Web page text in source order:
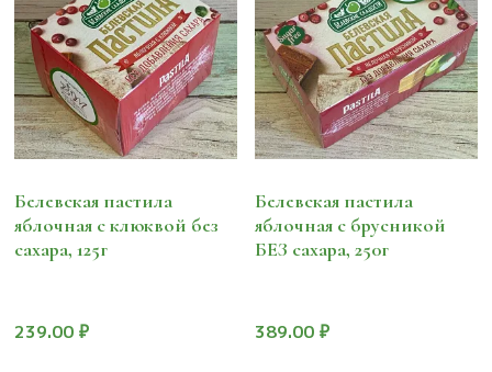
Белевская пастила
яблочная с клюквой без
сахара, 125г
239.00 ₽
Белевская пастила
яблочная с брусникой
БЕЗ сахара, 250г
389.00₽